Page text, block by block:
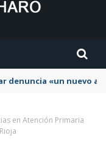
denuncia «un nuevo
en Atención Primaria